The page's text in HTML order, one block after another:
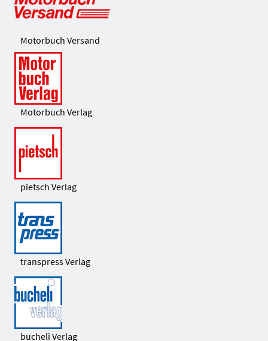
Motorbuch Versand
Motorbuch Verlag
pietsch Verlag
transpress Verlag
bucheli Verlag